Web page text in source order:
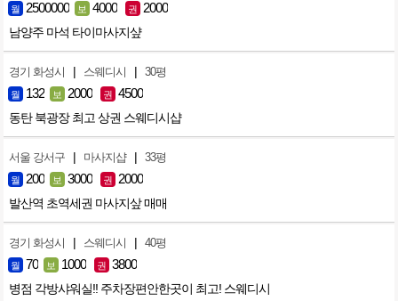
월 2500000 보 4000 권 2000
남양주 마석 타이마사지샾
경기 화성시 | 스웨디시 | 30평
월 132 보 2000 권 4500
동탄 북광장 최고 상권 스웨디시샵
서울 강서구 | 마사지샵 | 33평
월 200 보 3000 권 2000
발산역 초역세권 마사지샆 매매
경기 화성시 | 스웨디시 | 40평
월 70 보 1000 권 3800
병점 각방샤워실!! 주차장편안한곳이 최고! 스웨디시